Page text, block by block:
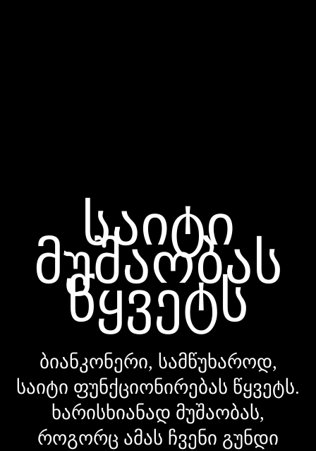
საიტი
მუშაობას
წყვეტს
ბიანკონერი, სამწუხაროდ,
საიტი ფუნქციონირებას წყვეტს.
ხარისხიანად მუშაობას,
როგორც ამას ჩვენი გუნდი